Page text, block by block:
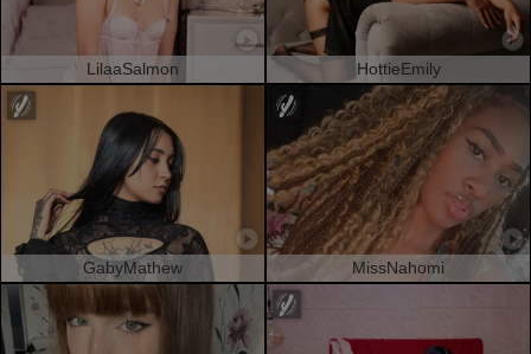
LilaaSalmon HottieEmily
GabyMathew MissNahomi